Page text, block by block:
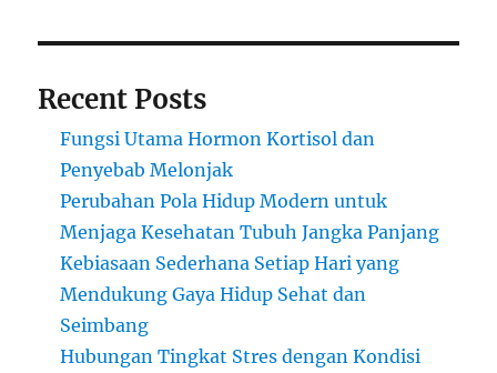
Recent Posts
Fungsi Utama Hormon Kortisol dan
Penyebab Melonjak
Perubahan Pola Hidup Modern untuk
Menjaga Kesehatan Tubuh Jangka Panjang
Kebiasaan Sederhana Setiap Hari yang
Mendukung Gaya Hidup Sehat dan
Seimbang
Hubungan Tingkat Stres dengan Kondisi